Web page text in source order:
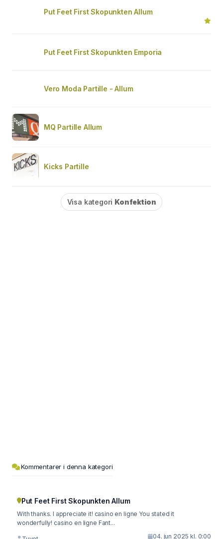
Put Feet First Skopunkten Allum
Put Feet First Skopunkten Emporia
Vero Moda Partille - Allum
MQ Partille Allum
Kicks Partille
Visa kategori Konfektion
Kommentarer i denna kategori
Put Feet First Skopunkten Allum
With thanks. I appreciate it! casino en ligne You stated it
wonderfully! casino en ligne Fant...
04. jun 2025 kl. 0:00